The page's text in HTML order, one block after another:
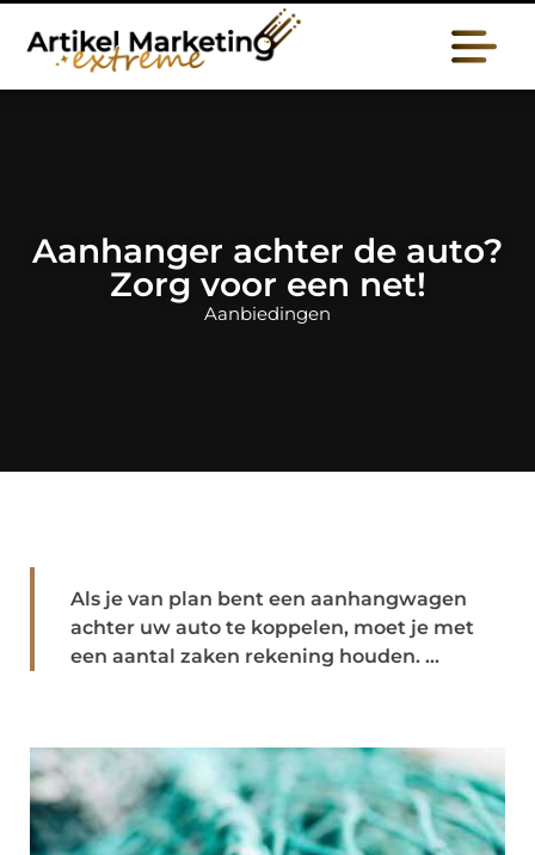
Aanhanger achter de auto?
Zorg voor een net!
Aanbiedingen
Als je van plan bent een aanhangwagen
achter uw auto te koppelen, moet je met
een aantal zaken rekening houden. ...